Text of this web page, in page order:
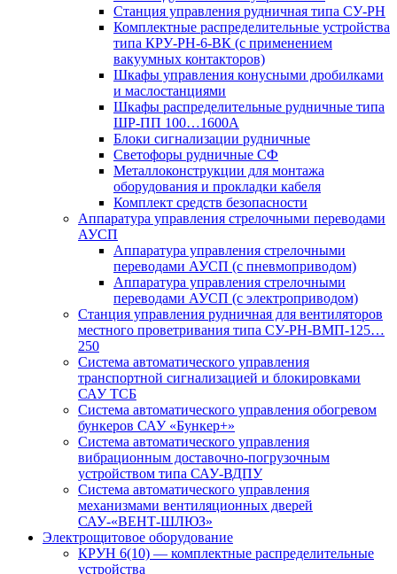
Станция управления рудничная типа СУ-РН
Комплектные распределительные устройства
типа КРУ-РН-6-ВК (с применением
вакуумных контакторов)
Шкафы управления конусными дробилками
и маслостанциями
Шкафы распределительные рудничные типа
ШР-ПП 100…1600А
Блоки сигнализации рудничные
Светофоры рудничные СФ
Металлоконструкции для монтажа
оборудования и прокладки кабеля
Комплект средств безопасности
Аппаратура управления стрелочными переводами
АУСП
Аппаратура управления стрелочными
переводами АУСП (с пневмоприводом)
Аппаратура управления стрелочными
переводами АУСП (с электроприводом)
Станция управления рудничная для вентиляторов
местного проветривания типа СУ-РН-ВМП-125…
250
Система автоматического управления
транспортной сигнализацией и блокировками
САУ ТСБ
Система автоматического управления обогревом
бункеров САУ «Бункер+»
Система автоматического управления
вибрационным доставочно-погрузочным
устройством типа САУ-ВДПУ
Система автоматического управления
механизмами вентиляционных дверей
САУ-«ВЕНТ-ШЛЮЗ»
Электрощитовое оборудование
КРУН 6(10) — комплектные распределительные
устройства